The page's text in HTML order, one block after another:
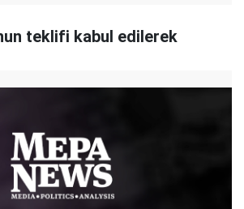
teklifi kabul edilerek